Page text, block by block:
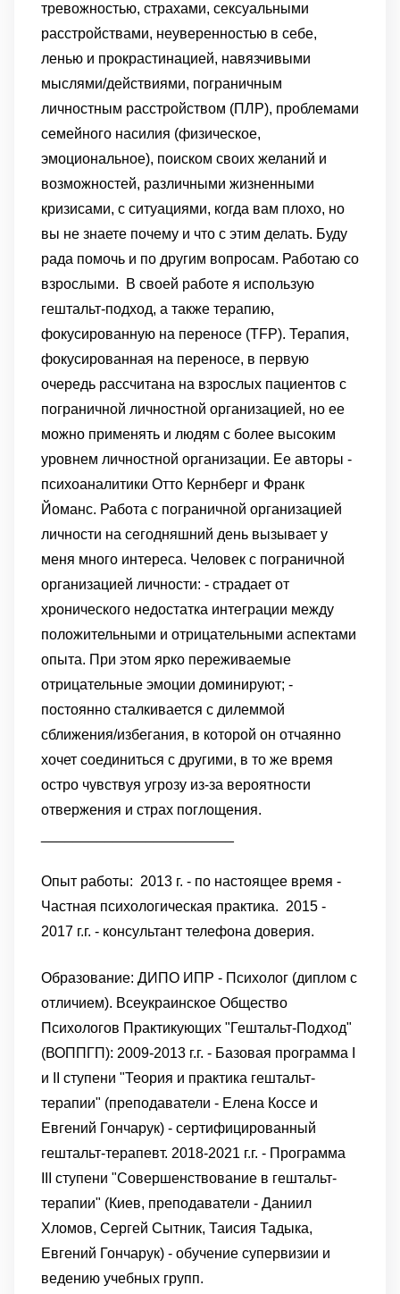
тревожностью, страхами, сексуальными
расстройствами, неуверенностью в себе,
ленью и прокрастинацией, навязчивыми
мыслями/действиями, пограничным
личностным расстройством (ПЛР), проблемами
семейного насилия (физическое,
эмоциональное), поиском своих желаний и
возможностей, различными жизненными
кризисами, с ситуациями, когда вам плохо, но
вы не знаете почему и что с этим делать. Буду
рада помочь и по другим вопросам. Работаю со
взрослыми.
В своей работе я использую
гештальт-подход, а также терапию,
фокусированную на переносе (TFP). Терапия,
фокусированная на переносе, в первую
очередь рассчитана на взрослых пациентов с
пограничной личностной организацией, но ее
можно применять и людям с более высоким
уровнем личностной организации. Ее авторы -
психоаналитики Отто Кернберг и Франк
Йоманс. Работа с пограничной организацией
личности на сегодняшний день вызывает у
меня много интереса. Человек с пограничной
организацией личности: - страдает от
хронического недостатка интеграции между
положительными и отрицательными аспектами
опыта. При этом ярко переживаемые
отрицательные эмоции доминируют; -
постоянно сталкивается с дилеммой
сближения/избегания, в которой он отчаянно
хочет соединиться с другими, в то же время
остро чувствуя угрозу из-за вероятности
отвержения и страх поглощения.
Опыт работы: 2013 г. - по настоящее время -
Частная психологическая практика. 2015 -
2017 г.г. - консультант телефона доверия.
Образование: ДИПО ИПР - Психолог (диплом с
отличием). Всеукраинское Общество
Психологов Практикующих "Гештальт-Подход"
(ВОППГП): 2009-2013 г.г. - Базовая программа I
и II ступени "Теория и практика гештальт-
терапии" (преподаватели - Елена Коссе и
Евгений Гончарук) - сертифицированный
гештальт-терапевт. 2018-2021 г.г. - Программа
III ступени "Совершенствование в гештальт-
терапии" (Киев, преподаватели - Даниил
Хломов, Сергей Сытник, Таисия Тадыка,
Евгений Гончарук) - обучение супервизии и
ведению учебных групп.